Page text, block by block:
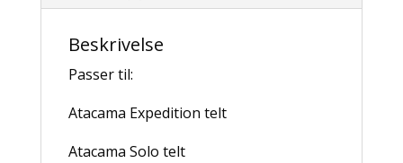
Beskrivelse
Passer til:
Atacama Expedition telt
Atacama Solo telt